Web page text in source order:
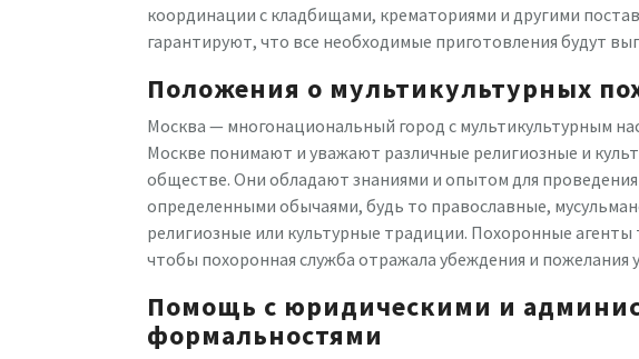
координации с кладбищами, крематориями и другими
гарантируют, что все необходимые приготовления будут
Положения о мультикультурных
Москва — многонациональный город с мультикультурным
Москве понимают и уважают различные религиозные и
обществе. Они обладают знаниями и опытом для
определенными обычаями, будь то православные,
религиозные или культурные традиции. Похоронные агенты
чтобы похоронная служба отражала убеждения и пожелания
Помощь с юридическими и
формальностями